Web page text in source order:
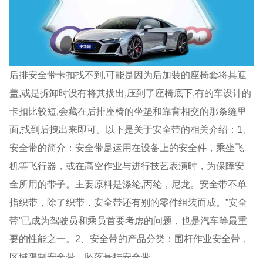
后排安全带卡扣找不到,可能是因为后加装的座椅套将其遮
盖,或是拆卸时没有将其拔出,压到了座椅底下,有的车设计的
卡扣比较短,会藏在后排座椅的坐垫和靠背相交的那条缝里
面,找到后拽出来即可。以下是关于安全带的相关介绍：1、
安全带的简介：安全带是运用在设备上的安全件，乘坐飞
机等飞行器，或在高空作业与进行技艺表演时，为保障安
全所用的带子。主要原料是涤纶,丙纶，尼龙。安全带不单
指织带，除了织带，安全带还有别的零件组装而成。”安全
带”已成为驾驶员和乘员首要考虑的问题，也是汽车等最重
要的性能之一。2、安全带的产品分类：围杆作业安全带，